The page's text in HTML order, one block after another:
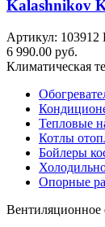
Kalashnikov
Артикул: 103912
6 990.00 руб.
Климатическая
Тепловые
Котлы
Бойлеры
Опорные
Вентиляционное